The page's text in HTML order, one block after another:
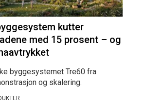
kutter
med 15 prosent – og
byggesystemet Tre60 fra
og skalering.